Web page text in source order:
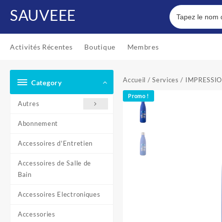
SAUVEEE
Activités Récentes Boutique Membres
Category
Autres
Abonnement
Accessoires d'Entretien
Accessoires de Salle de
Bain
Accessoires Electroniques
Accessories
Accueil /Services /
Promo !